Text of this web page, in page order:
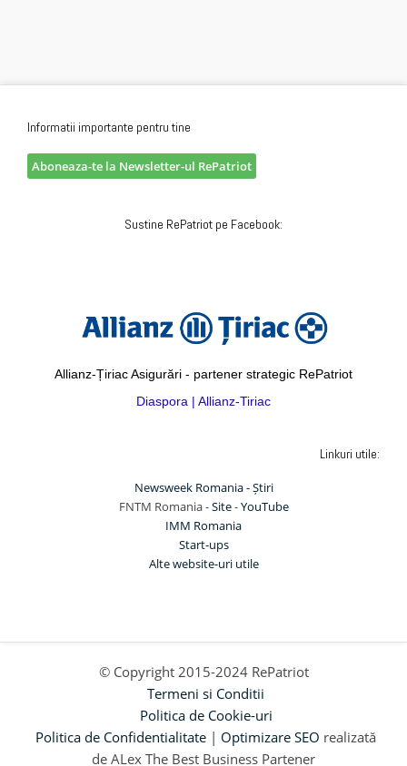
Informatii importante pentru tine
Aboneaza-te la Newsletter-ul RePatriot
Sustine RePatriot pe Facebook:
Allianz-Țiriac Asigurări - partener strategic RePatriot
Diaspora | Allianz-Tiriac
Linkuri utile:
Newsweek Romania - Știri
FNTM Romania -Site-YouTube
IMM Romania
Start-ups
Alte website-uri utile
© Copyright 2015-2024 RePatriot
Termeni si Conditii
Politica de Cookie-uri
Politica de Confidentialitate | Optimizare SEO realizată
de ALex The Best Business Partener